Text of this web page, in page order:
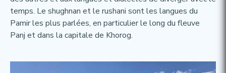
temps. Le shughnan et le rushani sont les langues du
Pamir les plus parlées, en particulier le long du fleuve
Panj et dans la capitale de Khorog.